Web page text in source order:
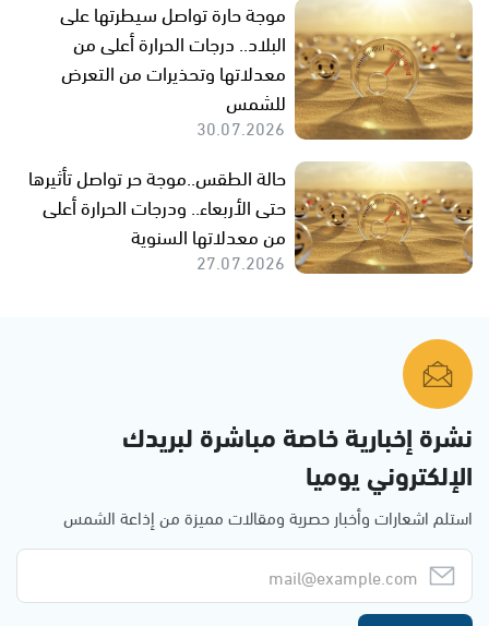
موجة حارة تواصل سيطرتها على
البلاد.. درجات الحرارة أعلى من
معدلاتها وتحذيرات من التعرض
للشمس
30.07.2026
حالة الطقس..موجة حر تواصل تأثيرها
حتى الأربعاء.. ودرجات الحرارة أعلى
من معدلاتها السنوية
27.07.2026
نشرة إخبارية خاصة مباشرة لبريدك
الإلكتروني يوميا
استلم اشعارات وأخبار حصرية ومقالات مميزة من إذاعة الشمس